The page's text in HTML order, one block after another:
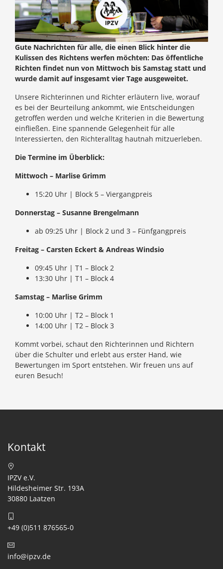
Gute Nachrichten für alle, die einen Blick hinter die
Kulissen des Richtens werfen möchten: Das öffentliche
Richten findet nun von Mittwoch bis Samstag statt und
wurde damit auf insgesamt vier Tage ausgeweitet.
Unsere Richterinnen und Richter erläutern live, worauf
es bei der Beurteilung ankommt, wie Entscheidungen
getroffen werden und welche Kriterien in die Bewertung
einfließen. Eine spannende Gelegenheit für alle
Interessierten, den Richteralltag hautnah mitzuerleben.
Die Termine im Überblick:
Mittwoch – Marlise Grimm
15:20 Uhr | Block 5 – Viergangpreis
Donnerstag – Susanne Brengelmann
ab 09:25 Uhr | Block 2 und 3 – Fünfgangpreis
Freitag – Carsten Eckert & Andreas Windsio
09:45 Uhr | T1 – Block 2
13:30 Uhr | T1 – Block 4
Samstag – Marlise Grimm
10:00 Uhr | T2 – Block 1
14:00 Uhr | T2 – Block 3
Kommt vorbei, schaut den Richterinnen und Richtern
über die Schulter und erlebt aus erster Hand, wie
Bewertungen im Sport entstehen. Wir freuen uns auf
euren Besuch!
Kontakt
IPZV e.V.
Hildesheimer Str. 193A
30880 Laatzen
+49 (0)511 876565-0
info@ipzv.de